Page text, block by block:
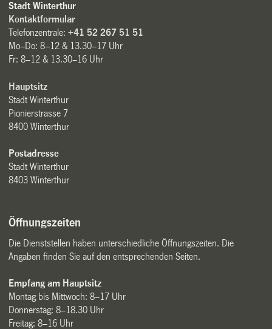
Stadt Winterthur
Kontaktformular
Telefonzentrale:+41 52 267 51 51
Mo–Do: 8–12 & 13.30–17 Uhr
Fr: 8–12 & 13.30–16 Uhr
Hauptsitz
Stadt Winterthur
Pionierstrasse 7
8400 Winterthur
Postadresse
Stadt Winterthur
8403 Winterthur
Öffnungszeiten
Die Dienststellen haben unterschiedliche Öffnungszeiten. Die
Angaben finden Sie auf den entsprechenden Seiten.
Empfang am Hauptsitz
Montag bis Mittwoch: 8–17 Uhr
Donnerstag: 8–18.30 Uhr
Freitag: 8–16 Uhr